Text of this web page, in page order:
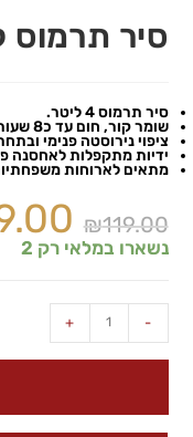
סיר תרמוס לבן 4
סיר תרמוס 4 ליטר.
שומר קור, חום עד כ8 שעות.
ציפוי נירוסטה פנימי
ידיות מתקפלות לאחסנה
מתאים לארוחות
₪119.00
נשארו במלאי רק 2
-
+